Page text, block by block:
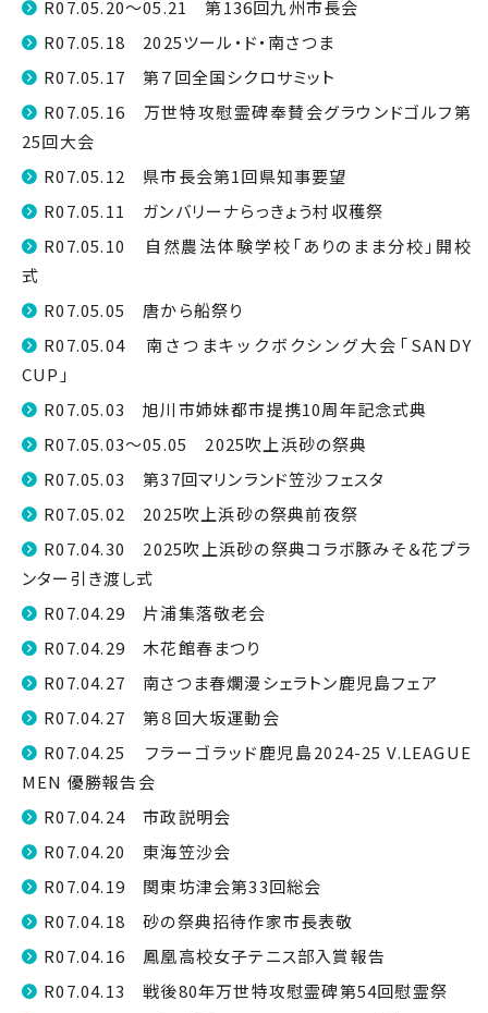
R07.05.20～05.21 第136回九州市長会
R07.05.18 2025ツール・ド・南さつま
R07.05.17 第７回全国シクロサミット
R07.05.16 万世特攻慰霊碑奉賛会グラウンドゴルフ第
25回大会
R07.05.12 県市長会第1回県知事要望
R07.05.11 ガンバリーナらっきょう村収穫祭
R07.05.10 自然農法体験学校「ありのまま分校」開校
式
R07.05.05 唐から船祭り
R07.05.04 南さつまキックボクシング大会「SANDY
CUP」
R07.05.03 旭川市姉妹都市提携10周年記念式典
R07.05.03～05.05 2025吹上浜砂の祭典
R07.05.03 第37回マリンランド笠沙フェスタ
R07.05.02 2025吹上浜砂の祭典前夜祭
R07.04.30 2025吹上浜砂の祭典コラボ豚みそ＆花プラ
ンター引き渡し式
R07.04.29 片浦集落敬老会
R07.04.29 木花館春まつり
R07.04.27 南さつま春爛漫シェラトン鹿児島フェア
R07.04.27 第８回大坂運動会
R07.04.25 フラーゴラッド鹿児島2024-25 V.LEAGUE
MEN 優勝報告会
R07.04.24 市政説明会
R07.04.20 東海笠沙会
R07.04.19 関東坊津会第33回総会
R07.04.18 砂の祭典招待作家市長表敬
R07.04.16 鳳凰高校女子テニス部入賞報告
R07.04.13 戦後80年万世特攻慰霊碑第54回慰霊祭